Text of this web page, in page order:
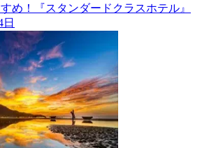
め！『スタンダードクラスホテル』